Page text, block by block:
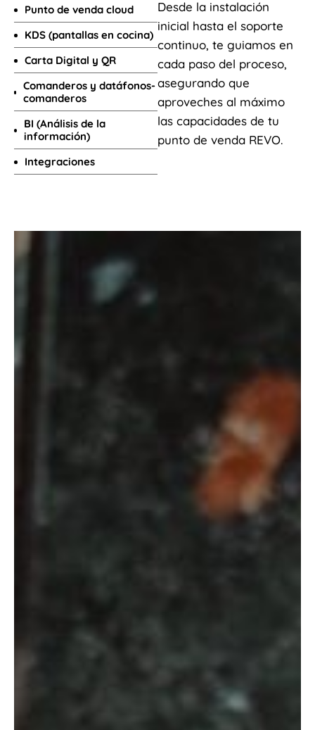
Punto de venda cloud
KDS (pantallas en cocina)
Carta Digital y QR
Comanderos y datáfonos-
comanderos
BI (Análisis de la
información)
Integraciones
Desde la instalación
inicial hasta el soporte
continuo, te guiamos en
cada paso del proceso,
asegurando que
aproveches al máximo
las capacidades de tu
punto de venda REVO.